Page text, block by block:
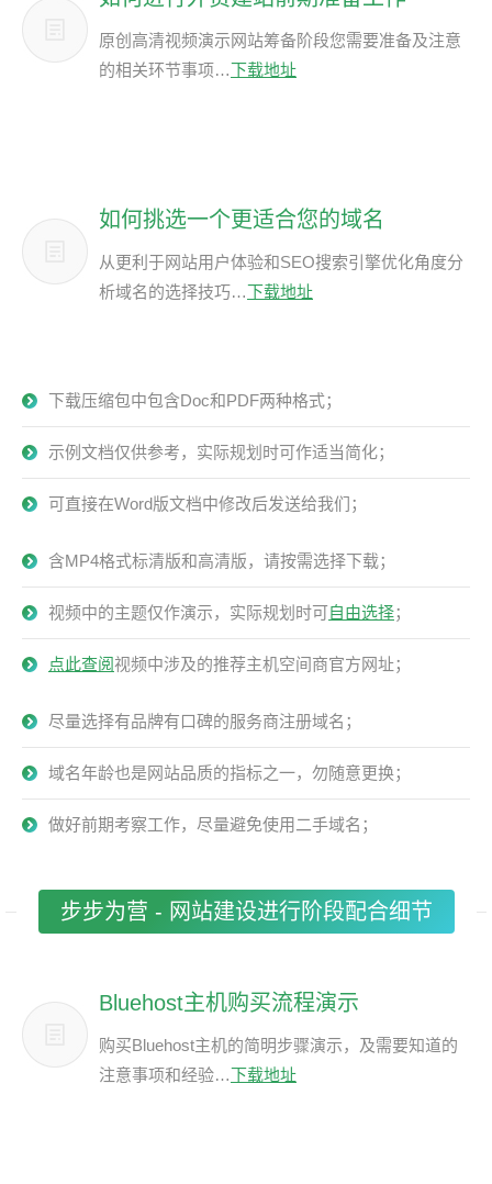
原创高清视频演示网站筹备阶段您需要准备及注意
的相关环节事项…下载地址
如何挑选一个更适合您的域名
从更利于网站用户体验和SEO搜索引擎优化角度分
析域名的选择技巧…下载地址
下载压缩包中包含Doc和PDF两种格式；
示例文档仅供参考，实际规划时可作适当简化；
可直接在Word版文档中修改后发送给我们；
含MP4格式标清版和高清版，请按需选择下载；
视频中的主题仅作演示，实际规划时可自由选择；
点此查阅视频中涉及的推荐主机空间商官方网址；
尽量选择有品牌有口碑的服务商注册域名；
域名年龄也是网站品质的指标之一，勿随意更换；
做好前期考察工作，尽量避免使用二手域名；
步步为营 - 网站建设进行阶段配合细节
Bluehost主机购买流程演示
购买Bluehost主机的简明步骤演示，及需要知道的
注意事项和经验…下载地址